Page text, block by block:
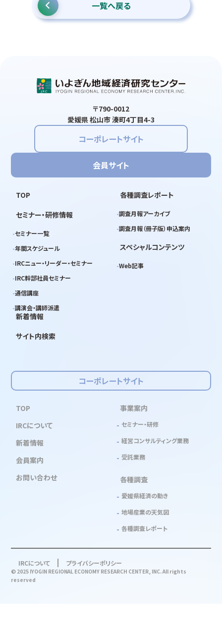
一覧へ戻る
〒790-0012
愛媛県 松山市 湊町4丁目4-3
コーポレートサイト
会員サイト
TOP
セミナー・研修情報
セミナー一覧
年間スケジュール
IRCニュー・リーダー・セミナー
IRC幹部社員セミナー
通信講座
講演会・講師派遣
各種調査レポート
調査月報アーカイブ
調査月報（冊子版）申込案内
スペシャルコンテンツ
Web記事
新着情報
サイト内検索
コーポレートサイト
TOP
IRCについて
新着情報
会員案内
お問い合わせ
事業案内
セミナー・研修
経営コンサルティング業務
受託業務
各種調査
愛媛県経済の動き
地場産業の天気図
各種調査レポート
IRCについて プライバシーポリシー
© 2025 IYOGIN REGIONAL ECONOMY RESEARCH CENTER, INC. All rights
reserved